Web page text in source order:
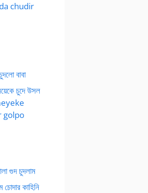
chudir
বাবা
চুদে উসল
golpo
গুদ চুদলাম
কাহিনি